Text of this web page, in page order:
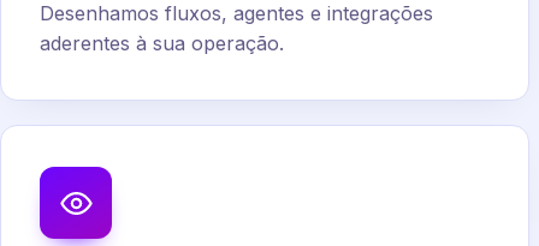
Desenhamos fluxos, agentes e integrações
aderentes à sua operação.